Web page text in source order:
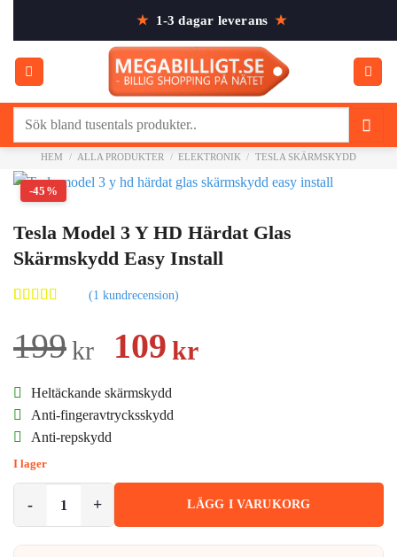
content
★ 1-3 dagar leverans ★
HEM / ALLA PRODUKTER / ELEKTRONIK / TESLA SKÄRMSKYDD
-45%
Tesla Model 3 Y HD Härdat Glas
Skärmskydd Easy Install
baserat på
kundrecension
(1 kundrecension)
199kr
Det
ursprungliga
priset
199kr.
109 krDet
109kr.
Heltäckande skärmskydd
Anti-fingeravtrycksskydd
Anti-repskydd
I lager
LÄGG I VARUKORG